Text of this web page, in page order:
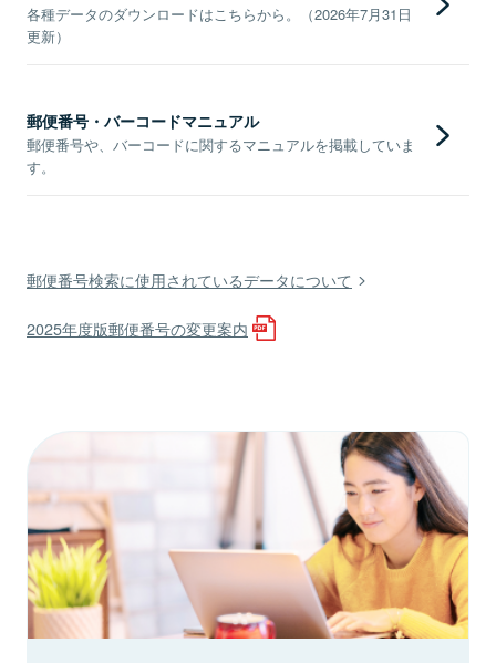
各種データのダウンロードはこちらから。（2026年7月31日
更新）
郵便番号・バーコードマニュアル
郵便番号や、バーコードに関するマニュアルを掲載していま
す。
郵便番号検索に使用されているデータについて
2025年度版郵便番号の変更案内